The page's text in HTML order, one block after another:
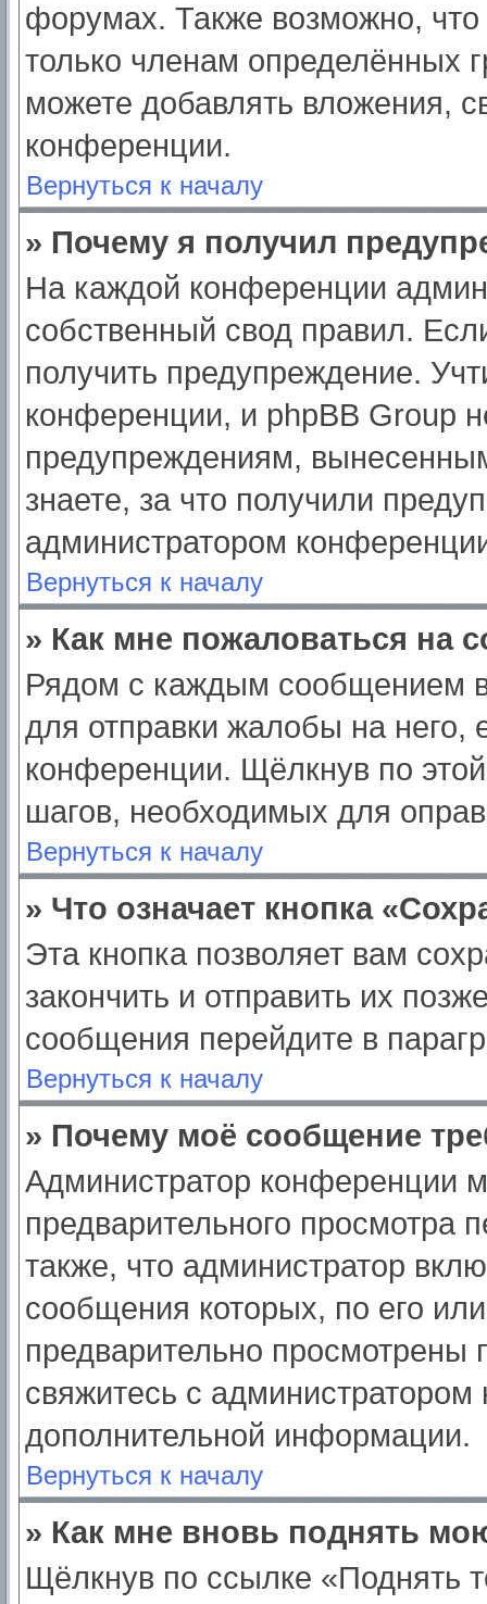
форумах. Также возможно,
только членам определённых
можете добавлять вложения,
конференции.
Вернуться к началу
» Почему я получил
На каждой конференции
собственный свод правил.
получить предупреждение.
конференции, и phpBB Group
предупреждениям,
знаете, за что получили
администратором
Вернуться к началу
» Как мне пожаловаться на
Рядом с каждым сообщением
для отправки жалобы на него,
конференции. Щёлкнув по
шагов, необходимых для
Вернуться к началу
» Что означает кнопка
Эта кнопка позволяет вам
закончить и отправить их
сообщения перейдите в
Вернуться к началу
» Почему моё сообщение
Администратор конференции
предварительного просмотра
также, что администратор
сообщения которых, по его
предварительно просмотрены
свяжитесь с
дополнительной информации.
Вернуться к началу
» Как мне вновь поднять
Щёлкнув по ссылке «Поднять